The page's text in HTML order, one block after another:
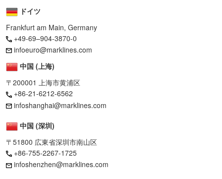
ドイツ
Frankfurt am Main, Germany
+49-69–904-3870-0
infoeuro@marklines.com
中国 (上海)
〒200001 上海市黄浦区
+86-21-6212-6562
infoshanghai@marklines.com
中国 (深圳)
〒51800 広東省深圳市南山区
+86-755-2267-1725
infoshenzhen@marklines.com